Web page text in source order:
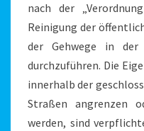
nach der
Reinigung der
der Gehwege in der
durchzuführen. Die
innerhalb der
Straßen angrenzen
werden, sind